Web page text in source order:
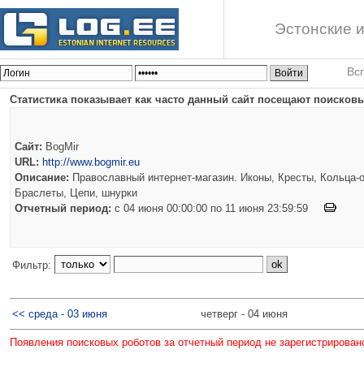
Эстонские
Статистика показывает как часто данный сайт посещают
Сайт: BogMir
URL: http://www.bogmir.eu
Описание: Православный интернет-магазин. Иконы, Кресты, Кольца-
Браслеты, Цепи, шнурки
Отчетный период: c 04 июня 00:00:00 по 11 июня 23:59:59
Фильтр:
<< среда - 03 июня четверг - 04 июня
Появления поисковых роботов за отчетный период не